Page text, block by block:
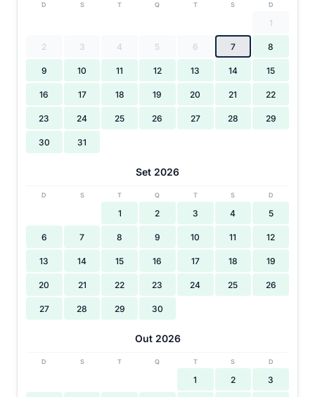
D S T Q T S D
1
2 3 4 5 6 7 8
9 10 11 12 13 14 15
16 17 18 19 20 21 22
23 24 25 26 27 28 29
30 31
Set 2026
D S T Q T S D
1 2 3 4 5
6 7 8 9 10 11 12
13 14 15 16 17 18 19
20 21 22 23 24 25 26
27 28 29 30
Out 2026
D S T Q T S D
1 2 3